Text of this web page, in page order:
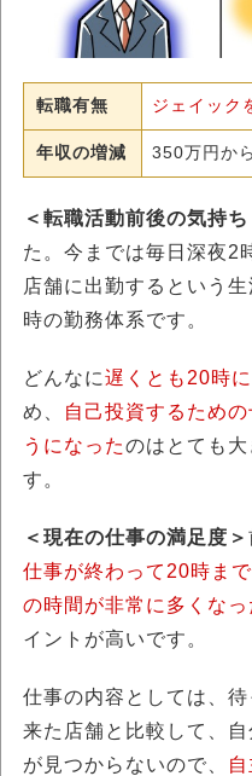
転職有無 ジェイック
年収の増減 350万円か
＜転職活動前後の気持ち
た。今までは毎日深夜2
店舗に出勤するという
時の勤務体系です。
どんなに遅くとも20時
め、
自己投資するため
うになったのはとても
す。
＜現在の仕事の満足度＞
仕事が終わって20時ま
の時間が非常に多くな
イントが高いです。
仕事の内容としては、
来た店舗と比較して、
が見つからないので、